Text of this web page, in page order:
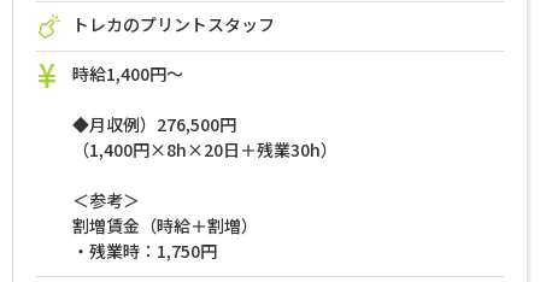
トレカのプリントスタッフ
時給1,400円～
◆月収例）276,500円
（1,400円×8h×20日＋残業30h）
＜参考＞
割増賃金（時給＋割増）
・残業時：1,750円